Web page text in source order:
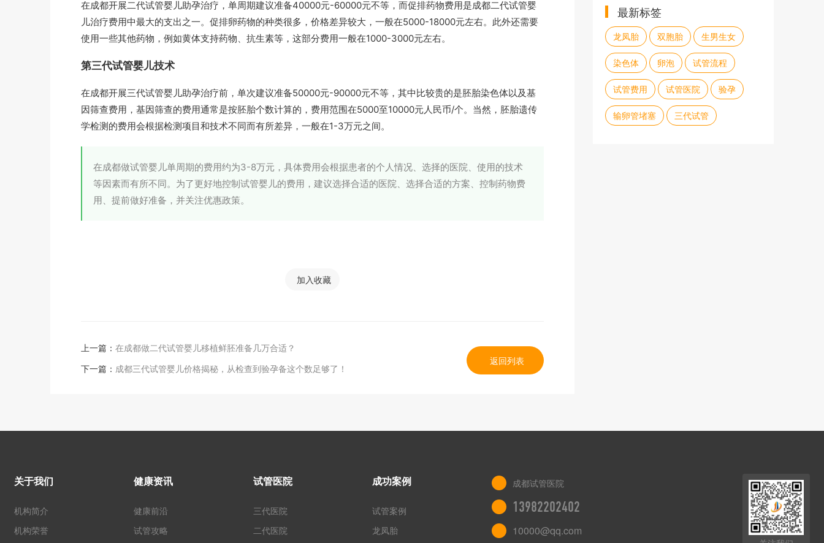
在成都开展二代试管婴儿助孕治疗，单周期建议准备40000元-60000元不等，而促排药物费用是成都二代试管婴
儿治疗费用中最大的支出之一。促排卵药物的种类很多，价格差异较大，一般在5000-18000元左右。此外还需要
使用一些其他药物，例如黄体支持药物、抗生素等，这部分费用一般在1000-3000元左右。
第三代试管婴儿技术
在成都开展三代试管婴儿助孕治疗前，单次建议准备50000元-90000元不等，其中比较贵的是胚胎染色体以及基
因筛查费用，基因筛查的费用通常是按胚胎个数计算的，费用范围在5000至10000元人民币/个。当然，胚胎遗传
学检测的费用会根据检测项目和技术不同而有所差异，一般在1-3万元之间。
在成都做试管婴儿单周期的费用约为3-8万元，具体费用会根据患者的个人情况、选择的医院、使用的技术
等因素而有所不同。为了更好地控制试管婴儿的费用，建议选择合适的医院、选择合适的方案、控制药物费
用、提前做好准备，并关注优惠政策。
加入收藏
上一篇： 在成都做二代试管婴儿移植鲜胚准备几万合适？
下一篇： 成都三代试管婴儿价格揭秘，从检查到验孕备这个数足够了！
返回列表
最新标签
龙凤胎 双胞胎 生男生女
染色体 卵泡 试管流程
试管费用 试管医院 验孕
输卵管堵塞 三代试管
关于我们
机构简介
机构荣誉
健康资讯
健康前沿
试管攻略
试管医院
三代医院
二代医院
成功案例
试管案例
龙凤胎
成都试管医院
13982202402
10000@qq.com